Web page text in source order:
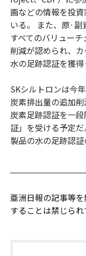
画などの情報を投
いる。 また、原·
すべてのバリュー
削減が認められ、
水の足跡認証を獲得
SKシルトロンは今
炭素排出量の追加
炭素足跡認証を一
証」を受ける予定
製品の水の足跡認証
亜洲日報の記事等
することは禁じられ